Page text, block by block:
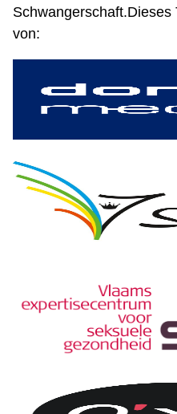
Schwangerschaft.Dieses
von: